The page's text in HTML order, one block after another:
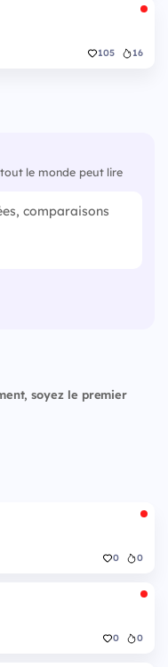
105 16
le monde peut lire
soyez le premier
0 0
0 0